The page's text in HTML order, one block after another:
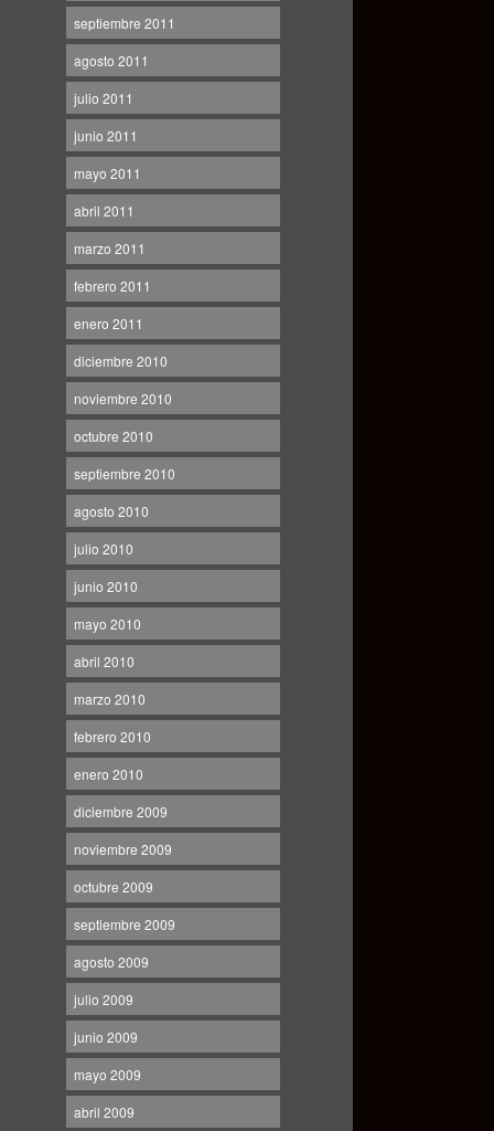
septiembre 2011
agosto 2011
julio 2011
junio 2011
mayo 2011
abril 2011
marzo 2011
febrero 2011
enero 2011
diciembre 2010
noviembre 2010
octubre 2010
septiembre 2010
agosto 2010
julio 2010
junio 2010
mayo 2010
abril 2010
marzo 2010
febrero 2010
enero 2010
diciembre 2009
noviembre 2009
octubre 2009
septiembre 2009
agosto 2009
julio 2009
junio 2009
mayo 2009
abril 2009